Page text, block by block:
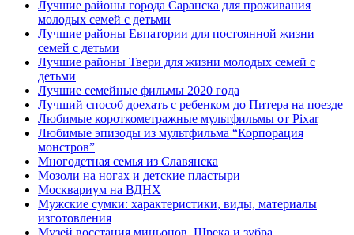
Лучшие районы города Саранска для проживания
молодых семей с детьми
Лучшие районы Евпатории для постоянной жизни
семей с детьми
Лучшие районы Твери для жизни молодых семей с
детьми
Лучшие семейные фильмы 2020 года
Лучший способ доехать с ребенком до Питера на поезде
Любимые короткометражные мультфильмы от Pixar
Любимые эпизоды из мультфильма “Корпорация
монстров”
Многодетная семья из Славянска
Мозоли на ногах и детские пластыри
Москвариум на ВДНХ
Мужские сумки: характеристики, виды, материалы
изготовления